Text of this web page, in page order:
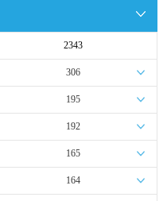
2343
306
195
192
165
164